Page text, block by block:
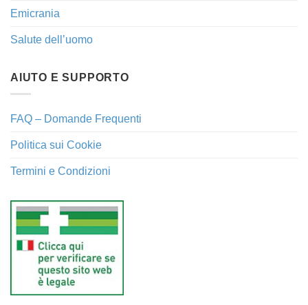
Emicrania
Salute dell’uomo
AIUTO E SUPPORTO
FAQ – Domande Frequenti
Politica sui Cookie
Termini e Condizioni